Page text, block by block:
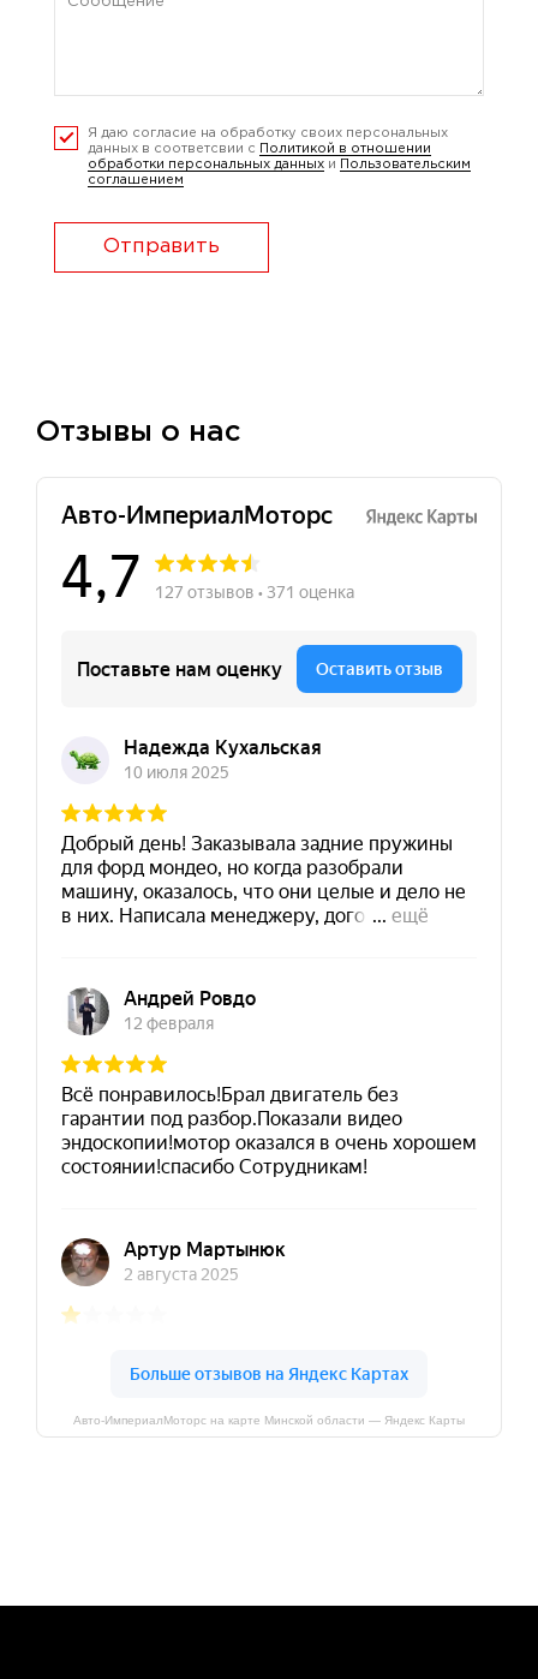
Я даю согласие на обработку своих персональных
данных в соответсвии с
Политикой в отношении
обработки персональных данных и
Пользовательским
соглашением
Отправить
Отзывы о нас
Авто-ИмпериалМоторс на карте Минской области — Яндекс Карты